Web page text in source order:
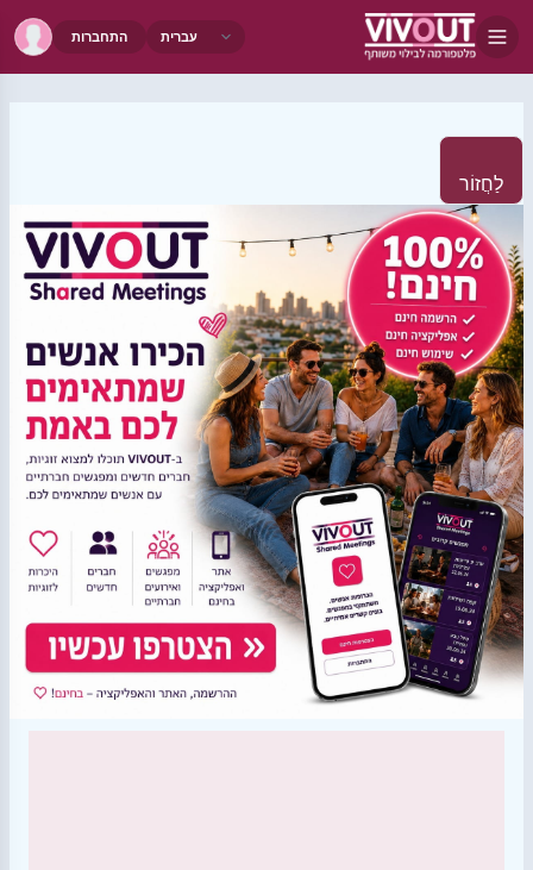
התחברות
לַחֲזוֹר